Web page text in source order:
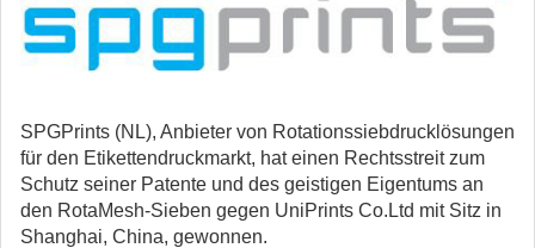
SPGPrints (NL), Anbieter von Rotationssiebdrucklösungen
für den Etikettendruckmarkt, hat einen Rechtsstreit zum
Schutz seiner Patente und des geistigen Eigentums an
den RotaMesh-Sieben gegen UniPrints Co.Ltd mit Sitz in
Shanghai, China, gewonnen.